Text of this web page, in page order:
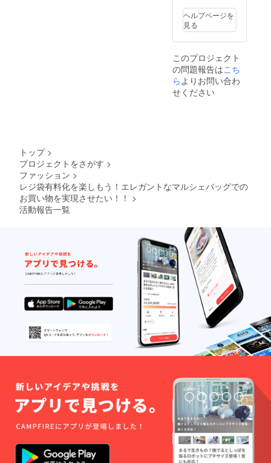
多少色
合いが
違いま
す。
配送先
は日本
国内に
限る。
マル
シェ
バッグ
の販売
予定価
ターン
いま
す。ご
了承く
ださ
い。 ※
サガ
(saga)
とは、
デン
マー
ク・ノ
ル
ウェー
・ス
フィン
ランド
で生産
される
最高級
のミン
クと
フォッ
クスの
気持ち
を込め
て送ら
せてい
ます ・
シャ
ルール
の新作
発売や
す ※マ
ルシェ
旬～9月
中にか
けて順
次発送
予定で
す。 ※
リター
ンのご
配送先
は日本
国内に
限る。
※今後、
マル
バッグ
の販売
予定価
格はＳ
￥9,350
/M￥11,
000(税
込)＋送
料別と
ツ ”
色：ブ
ラック
１点 ・
ボック
ス（1つ
の箱に
マル
シェ
《お越
しにな
ルール
のアト
リエで
バッグ
チャー
ム作り
を体験
３点/１
～３名
様 ア
トリエ
は東京
都墨田
区の株
ネモ
ファー
内にあ
ります
最大
３名様
までお
好きな
人数で
ヘルプページを
見る
このプロジェクト
の問題報告はこち
ら よりお問い合わ
せください
トップ >
プロジェクトをさがす >
ファッション >
レジ袋有料化を楽しもう！エレガントなマルシェバッグでの
お買い物を実現させたい！！ >
活動報告一覧